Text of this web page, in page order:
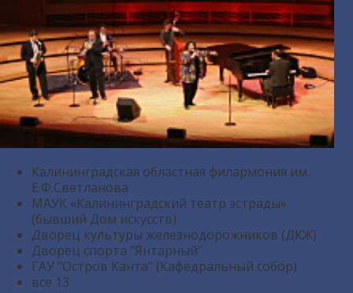
Калининградская областная филармония им.
Е.Ф.Светланова
МАУК «Калининградский театр эстрады»
(бывший Дом искусств)
Дворец культуры железнодорожников (ДКЖ)
Дворец спорта "Янтарный"
ГАУ "Остров Канта" (Кафедральный собор)
все 13